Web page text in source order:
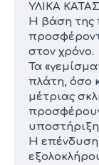
ΥΛΙΚΑ
Η βάση της
στον χρόνο.
Τα
πλάτη, όσο
μέτριας
Η επένδυση